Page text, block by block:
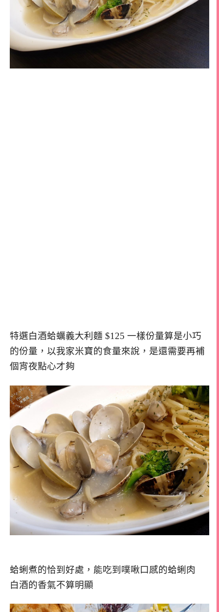
特選白酒蛤蠣義大利麵 $125 一樣份量算是小巧
的份量，以我家米寶的食量來說，是還需要再補
個宵夜點心才夠
蛤蜊煮的恰到好處，能吃到噗啾口感的蛤蜊肉
白酒的香氣不算明顯